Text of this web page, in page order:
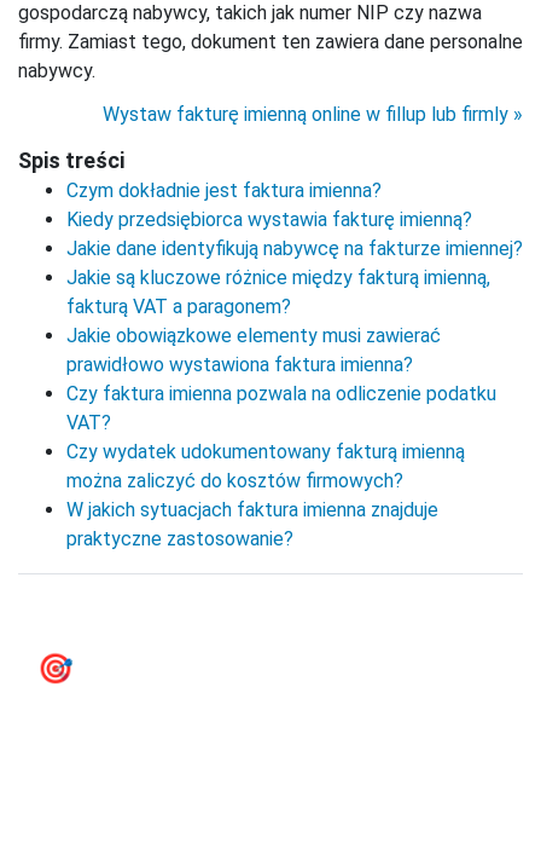
gospodarczą nabywcy, takich jak numer NIP czy nazwa
firmy. Zamiast tego, dokument ten zawiera dane personalne
nabywcy.
Wystaw fakturę imienną online w fillup lub firmly
Spis treści
Czym dokładnie jest faktura imienna?
Kiedy przedsiębiorca wystawia fakturę imienną?
Jakie dane identyfikują nabywcę na fakturze imiennej?
Jakie są kluczowe różnice między fakturą imienną,
fakturą VAT a paragonem?
Jakie obowiązkowe elementy musi zawierać
prawidłowo wystawiona faktura imienna?
Czy faktura imienna pozwala na odliczenie podatku
VAT?
Czy wydatek udokumentowany fakturą imienną
można zaliczyć do kosztów firmowych?
W jakich sytuacjach faktura imienna znajduje
praktyczne zastosowanie?
🎯